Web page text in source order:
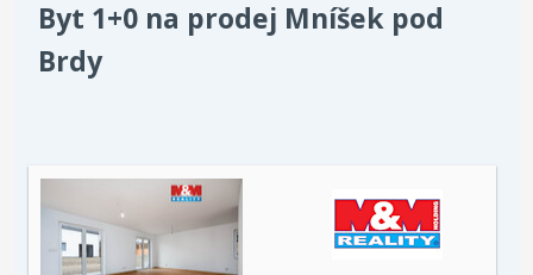
Byt 1+0 na prodej Mníšek pod
Brdy